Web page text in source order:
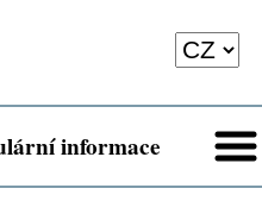
informace